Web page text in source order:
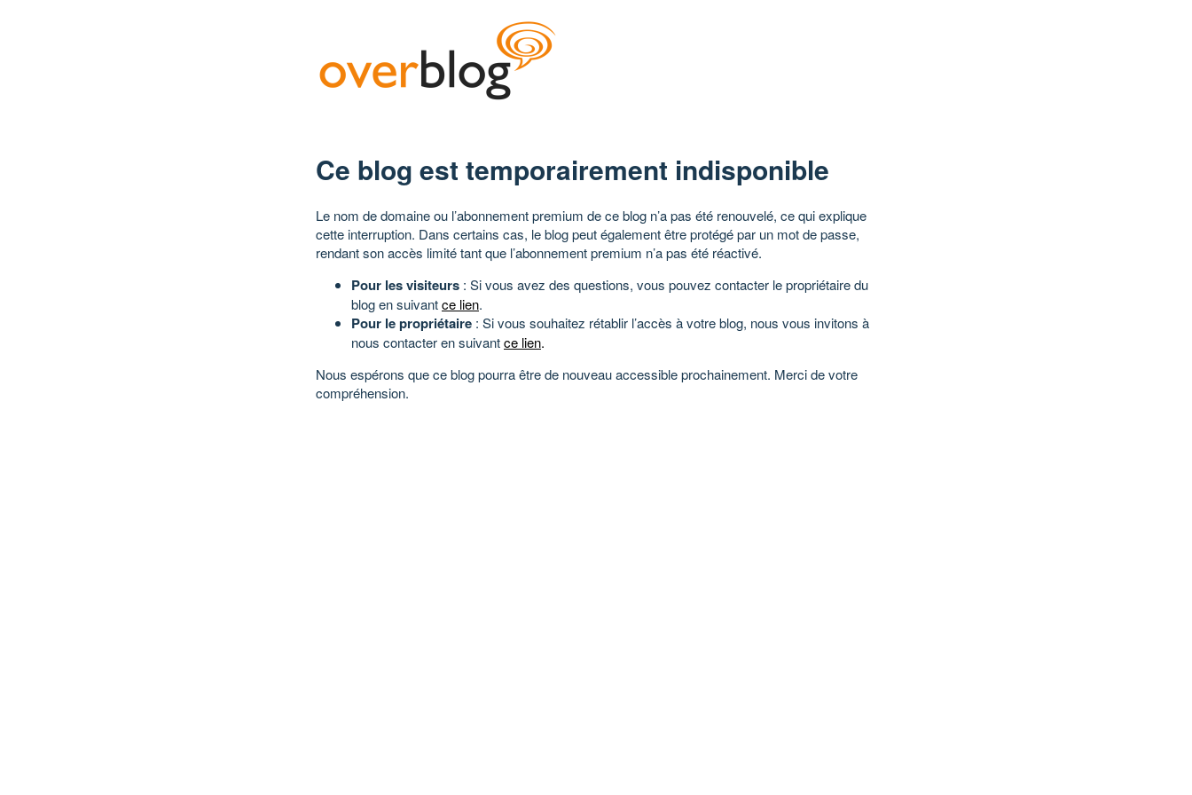
Ce blog est temporairement indisponible
Le nom de domaine ou l’abonnement premium de ce blog n’a pas été renouvelé, ce qui explique
cette interruption. Dans certains cas, le blog peut également être protégé par un mot de passe,
rendant son accès limité tant que l’abonnement premium n’a pas été réactivé.
Pour les visiteurs : Si vous avez des questions, vous pouvez contacter le propriétaire du
blog en suivantce lien.
Pour le propriétaire : Si vous souhaitez rétablir l’accès à votre blog, nous vous invitons à
nous contacter en suivantce lien.
Nous espérons que ce blog pourra être de nouveau accessible prochainement. Merci de votre
compréhension.